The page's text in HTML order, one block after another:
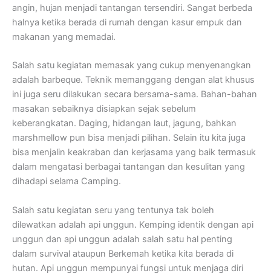
angin, hujan menjadi tantangan tersendiri. Sangat berbeda
halnya ketika berada di rumah dengan kasur empuk dan
makanan yang memadai.
Salah satu kegiatan memasak yang cukup menyenangkan
adalah barbeque. Teknik memanggang dengan alat khusus
ini juga seru dilakukan secara bersama-sama. Bahan-bahan
masakan sebaiknya disiapkan sejak sebelum
keberangkatan. Daging, hidangan laut, jagung, bahkan
marshmellow pun bisa menjadi pilihan. Selain itu kita juga
bisa menjalin keakraban dan kerjasama yang baik termasuk
dalam mengatasi berbagai tantangan dan kesulitan yang
dihadapi selama Camping.
Salah satu kegiatan seru yang tentunya tak boleh
dilewatkan adalah api unggun. Kemping identik dengan api
unggun dan api unggun adalah salah satu hal penting
dalam survival ataupun Berkemah ketika kita berada di
hutan. Api unggun mempunyai fungsi untuk menjaga diri